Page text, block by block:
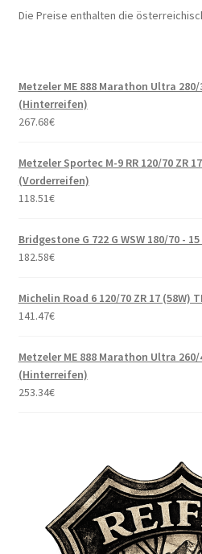
Die Preise enthalten die
Metzeler ME 888 Marathon Ultra 280/
(Hinterreifen)
267.68€
Metzeler Sportec M-9 RR 120/70 ZR
(Vorderreifen)
118.51€
Bridgestone G 722 G WSW 180/70 -
182.58€
Michelin Road 6 120/70 ZR 17 (58W)
141.47€
Metzeler ME 888 Marathon Ultra 260/
(Hinterreifen)
253.34€